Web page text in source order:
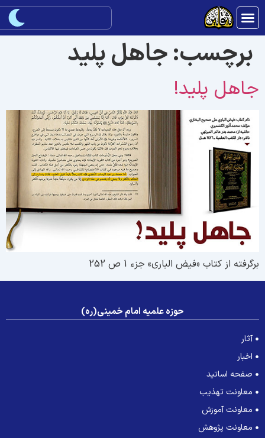
برچسب:جاهل پلید
پلید!
از کتاب «فیض الباری» جزء 1 ص 252
حوزه علمیه امام خمینی(ره)
آثار
اخبار
صفحه اساتید
معاونت تهذیب
معاونت آموزش
معاونت پژوهش